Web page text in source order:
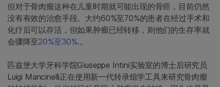
但对于骨肉瘤这种在儿童时期就可能出现的骨癌，目前仍然
没有有效的治愈手段。大约60%至70%的患者在经过手术和
化疗后可以存活，但如果肿瘤已经转移，则他们的生存率就
会骤降至20%至30%.。
匹兹堡大学牙科学院Giuseppe Intini实验室的博士后研究员
Luigi Mancinelli正在使用新一代转录组学工具来研究骨肉瘤